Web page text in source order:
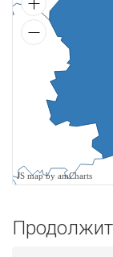
JS map by amCharts